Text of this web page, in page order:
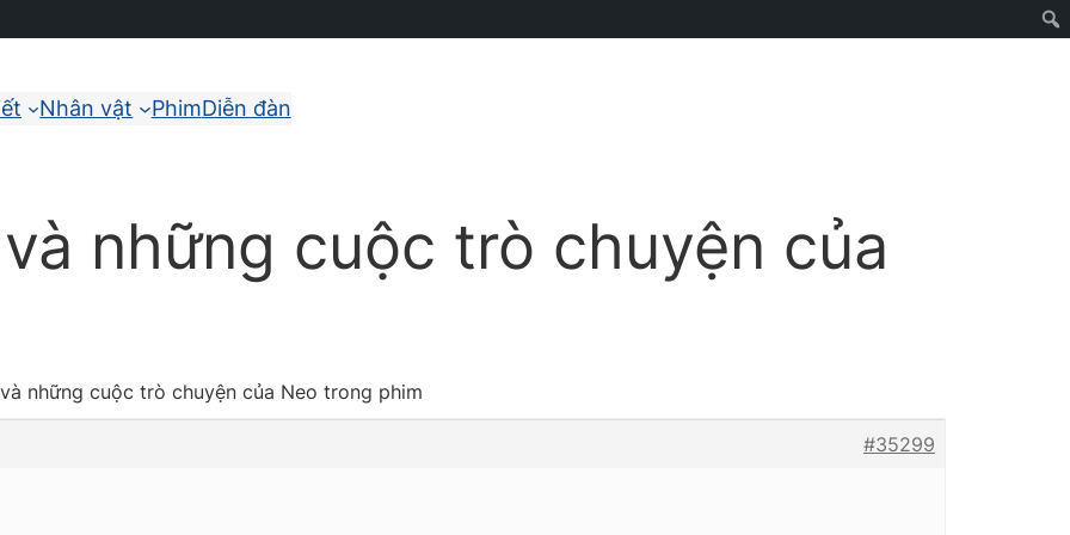
Nhân vật PhimDiễn đàn
những cuộc trò chuyện của
những cuộc trò chuyện của Neo trong phim
#35299